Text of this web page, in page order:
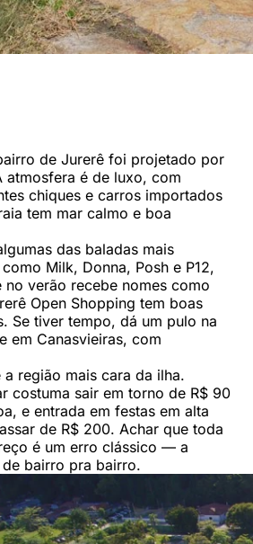
de Jurerê foi projetado por
atmosfera é de luxo, com
chiques e carros importados
tem mar calmo e boa
das baladas mais
Milk, Donna, Posh e P12,
no verão recebe nomes como
Open Shopping tem boas
Se tiver tempo, dá um pulo na
em Canasvieiras, com
região mais cara da ilha.
costuma sair em torno de R$ 90
e entrada em festas em alta
de R$ 200. Achar que toda
é um erro clássico — a
bairro pra bairro.